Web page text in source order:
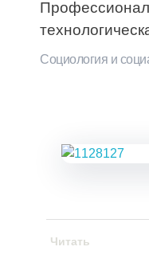
Социология и
Читать